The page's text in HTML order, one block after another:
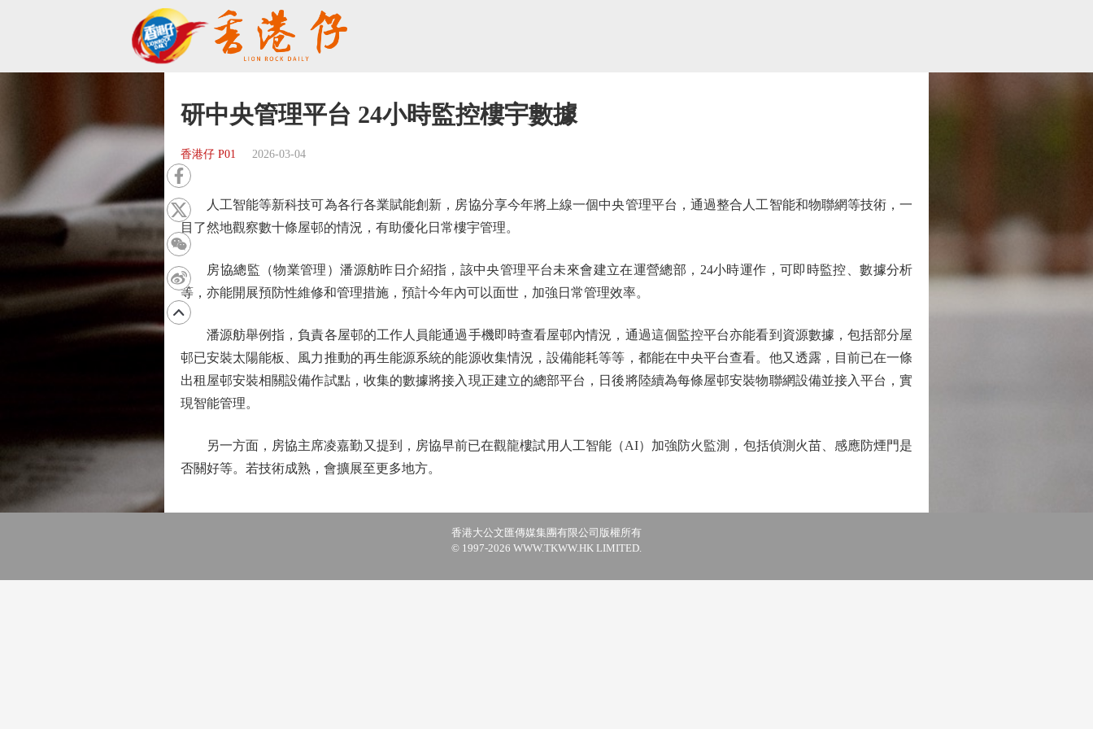
研中央管理平台 24小時監控樓宇數據
香港仔 P01 2026-03-04
人工智能等新科技可為各行各業賦能創新，房協分享今年將上線一個中央管理平台，通過整合人工智能和物聯網等技術，一
目了然地觀察數十條屋邨的情況，有助優化日常樓宇管理。
房協總監（物業管理）潘源舫昨日介紹指，該中央管理平台未來會建立在運營總部，24小時運作，可即時監控、數據分析
等，亦能開展預防性維修和管理措施，預計今年內可以面世，加強日常管理效率。
潘源舫舉例指，負責各屋邨的工作人員能通過手機即時查看屋邨內情況，通過這個監控平台亦能看到資源數據，包括部分屋
邨已安裝太陽能板、風力推動的再生能源系統的能源收集情況，設備能耗等等，都能在中央平台查看。他又透露，目前已在一條
出租屋邨安裝相關設備作試點，收集的數據將接入現正建立的總部平台，日後將陸續為每條屋邨安裝物聯網設備並接入平台，實
現智能管理。
另一方面，房協主席凌嘉勤又提到，房協早前已在觀龍樓試用人工智能（AI）加強防火監測，包括偵測火苗、感應防煙門是
否關好等。若技術成熟，會擴展至更多地方。
香港大公文匯傳媒集團有限公司版權所有
© 1997-2026 WWW.TKWW.HK LIMITED.